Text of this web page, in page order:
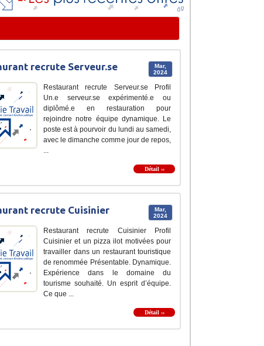
Mar,
2024
recrute Serveur.se
Restaurant recrute Serveur.se Profil
Un.e serveur.se expérimenté.e ou
diplômé.e en restauration pour
rejoindre notre équipe dynamique. Le
poste est à pourvoir du lundi au samedi,
avec le dimanche comme jour de repos,
...
Détail ››
Mar,
2024
recrute Cuisinier
Restaurant recrute Cuisinier Profil
Cuisinier et un pizza ilot motivées pour
travailler dans un restaurant touristique
de renommée Présentable. Dynamique.
Expérience dans le domaine du
tourisme souhaité. Un esprit d’équipe.
Ce que ...
Détail ››